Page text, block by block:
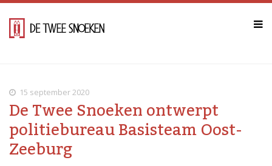
15 september 2020
De Twee Snoeken ontwerpt
politiebureau Basisteam Oost-
Zeeburg